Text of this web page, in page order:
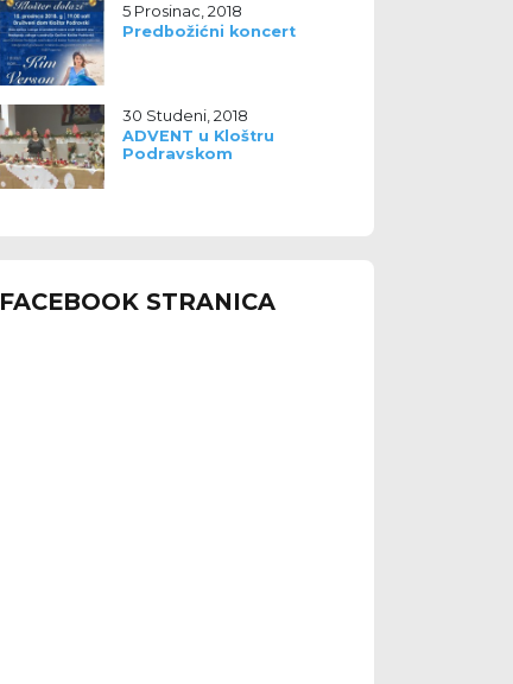
5 Prosinac, 2018
Predbožićni koncert
30 Studeni, 2018
ADVENT u Kloštru
Podravskom
FACEBOOK STRANICA